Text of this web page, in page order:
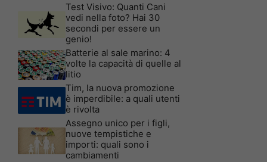
Test Visivo: Quanti Cani
vedi nella foto? Hai 30
secondi per essere un
genio!
Batterie al sale marino: 4
volte la capacità di quelle al
litio
Tim, la nuova promozione
è imperdibile: a quali utenti
è rivolta
Assegno unico per i figli,
nuove tempistiche e
importi: quali sono i
cambiamenti